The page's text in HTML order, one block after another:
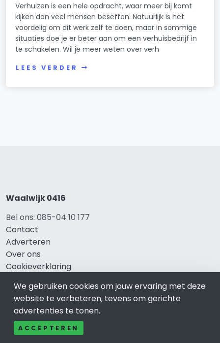
Verhuizen is een hele opdracht, waar meer bij komt
kijken dan veel mensen beseffen. Natuurlijk is het
voordelig om dit werk zelf te doen, maar in sommige
situaties doe je er beter aan om een verhuisbedrijf in
te schakelen. Wil je meer weten over verh
LEES VERDER
Waalwijk 0416
Bel ons: 085-04 10 177
Contact
Adverteren
Over ons
Cookieverklaring
Privacy
Direct naar
We gebruiken cookies om jouw ervaring met deze
website te verbeteren, tevens om gerichte
advertenties te tonen.
ACCEPTEREN